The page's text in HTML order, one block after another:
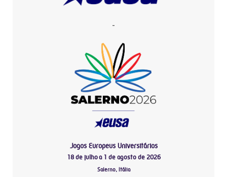
-
Jogos Europeus Universitários
18 de julho a 1 de agosto de 2026
Salerno, Itália